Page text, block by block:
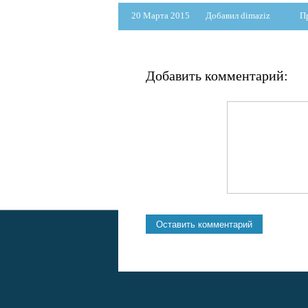
20 Марта 2015 Добавил dimaziz
Добавить комментарий: